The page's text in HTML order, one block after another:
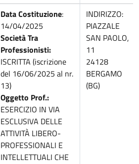
Data Costituzione:
14/04/2025
Società Tra
Professionisti:
ISCRITTA (iscrizione
del 16/06/2025 al nr.
13)
Oggetto Prof.:
ESERCIZIO IN VIA
ESCLUSIVA DELLE
ATTIVITÀ LIBERO-
PROFESSIONALI E
INTELLETTUALI CHE
INDIRIZZO:
PIAZZALE
SAN PAOLO,
11
24128
BERGAMO
(BG)